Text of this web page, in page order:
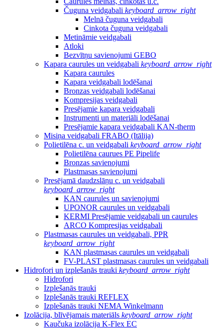
Čuguna veidgabali keyboard_arrow_right
Melnā čuguna veidgabali
Cinkota čuguna veidgabali
Metināmie veidgabali
Atloki
Bezvītņu savienojumi GEBO
Kapara caurules un veidgabali keyboard_arrow_right
Kapara caurules
Kapara veidgabali lodēšanai
Bronzas veidgabali lodēšanai
Kompresijas veidgabali
Presējamie kapara veidgabali
Instrumenti un materiāli lodēšanai
Presējamie kapara veidgabali KAN-therm
Misiņa veidgabali FRABO (Itālija)
Polietilēna c. un veidgabali keyboard_arrow_right
Polietilēna caurues PE Pipelife
Bronzas savienojumi
Plastmasas savienojumi
Presējamā daudzslāņu c. un veidgabali
keyboard_arrow_right
KAN caurules un savienojumi
UPONOR caurules un veidgabali
KERMI Presējamie veidgabali un caurules
ARCO Kompresijas veidgabali
Plastmasas caurules un veidgabali, PPR
keyboard_arrow_right
KAN plastmasas caurules un veidgabali
FV-PLAST plastmasas caurules un veidgabali
Hidrofori un izplešanās trauki keyboard_arrow_right
Hidrofori
Izplešanās trauki
Izplešanās trauki REFLEX
Izplešanās trauki NEMA Winkelmann
Izolācija, blīvējamais materiāls keyboard_arrow_right
Kaučuka izolācija K-Flex EC